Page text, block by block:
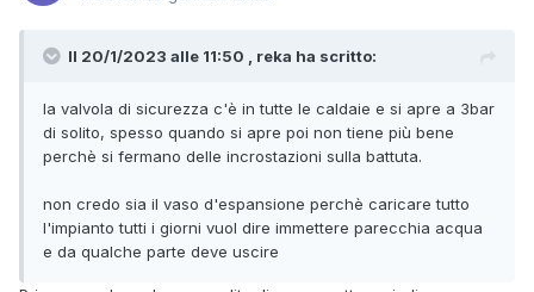
Il 20/1/2023 alle 11:50 , reka ha scritto:
la valvola di sicurezza c'è in tutte le caldaie e si apre a 3bar
di solito, spesso quando si apre poi non tiene più bene
perchè si fermano delle incrostazioni sulla battuta.
non credo sia il vaso d'espansione perchè caricare tutto
l'impianto tutti i giorni vuol dire immettere parecchia acqua
e da qualche parte deve uscire